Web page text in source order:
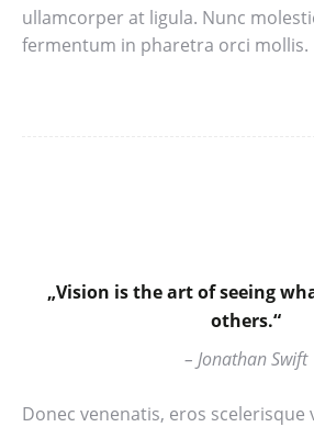
ullamcorper at ligula. Nunc
fermentum in pharetra orci mollis.
„Vision is the art of seeing
others.“
– Jonathan Swift
Donec venenatis, eros